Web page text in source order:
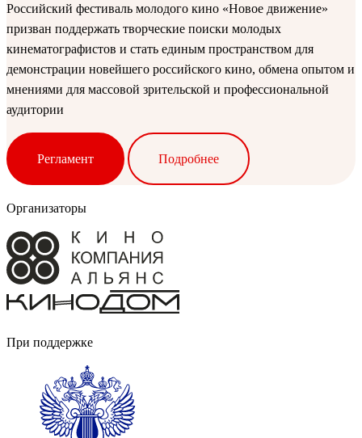
Российский фестиваль молодого кино «Новое движение»
призван поддержать творческие поиски молодых
кинематографистов и стать единым пространством для
демонстрации новейшего российского кино, обмена опытом и
мнениями для массовой зрительской и профессиональной
аудитории
Регламент Подробнее
Организаторы
При поддержке